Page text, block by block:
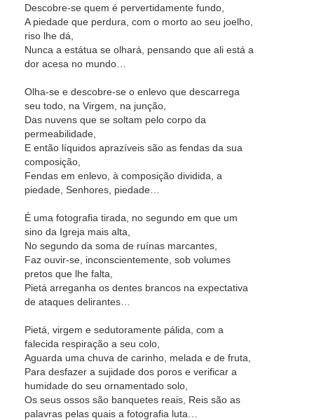
Descobre-se quem é pervertidamente fundo,
A piedade que perdura, com o morto ao seu joelho,
riso lhe dá,
Nunca a estátua se olhará, pensando que ali está a
dor acesa no mundo…
Olha-se e descobre-se o enlevo que descarrega
seu todo, na Virgem, na junção,
Das nuvens que se soltam pelo corpo da
permeabilidade,
E então líquidos aprazíveis são as fendas da sua
composição,
Fendas em enlevo, à composição dividida, a
piedade, Senhores, piedade…
É uma fotografia tirada, no segundo em que um
sino da Igreja mais alta,
No segundo da soma de ruínas marcantes,
Faz ouvir-se, inconscientemente, sob volumes
pretos que lhe falta,
Pietá arreganha os dentes brancos na expectativa
de ataques delirantes…
Pietá, virgem e sedutoramente pálida, com a
falecida respiração a seu colo,
Aguarda uma chuva de carinho, melada e de fruta,
Para desfazer a sujidade dos poros e verificar a
humidade do seu ornamentado solo,
Os seus ossos são banquetes reais, Reis são as
palavras pelas quais a fotografia luta…